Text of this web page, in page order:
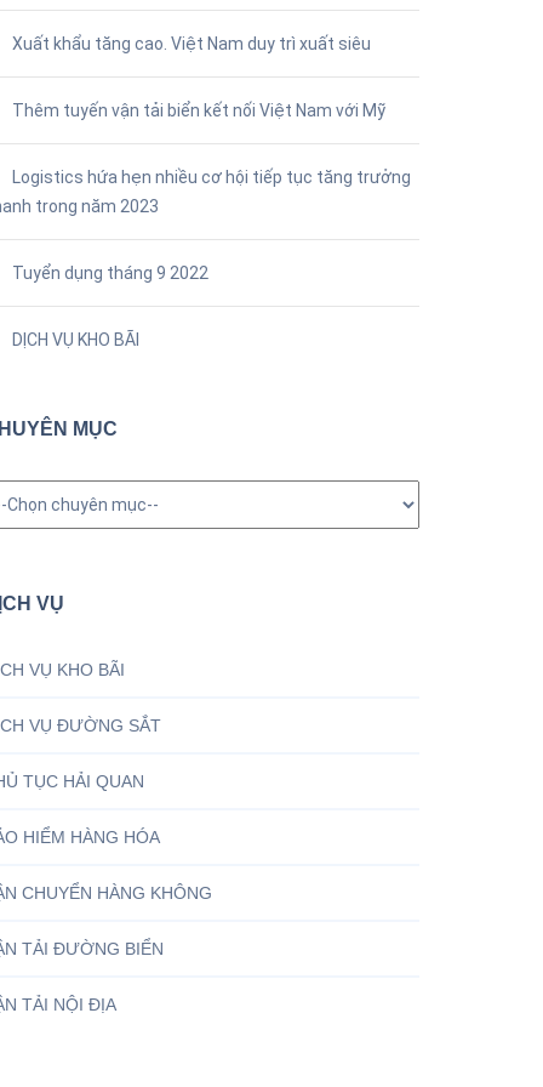
Xuất khẩu tăng cao. Việt Nam duy trì xuất siêu
Thêm tuyến vận tải biển kết nối Việt Nam với Mỹ
Logistics hứa hẹn nhiều cơ hội tiếp tục tăng trưởng
trong năm 2023
Tuyển dụng tháng 9 2022
DỊCH VỤ KHO BÃI
MỤC
VỤ
VỤ KHO BÃI
VỤ ĐƯỜNG SẮT
TỤC HẢI QUAN
HIỂM HÀNG HÓA
CHUYỂN HÀNG KHÔNG
TẢI ĐƯỜNG BIỂN
TẢI NỘI ĐỊA